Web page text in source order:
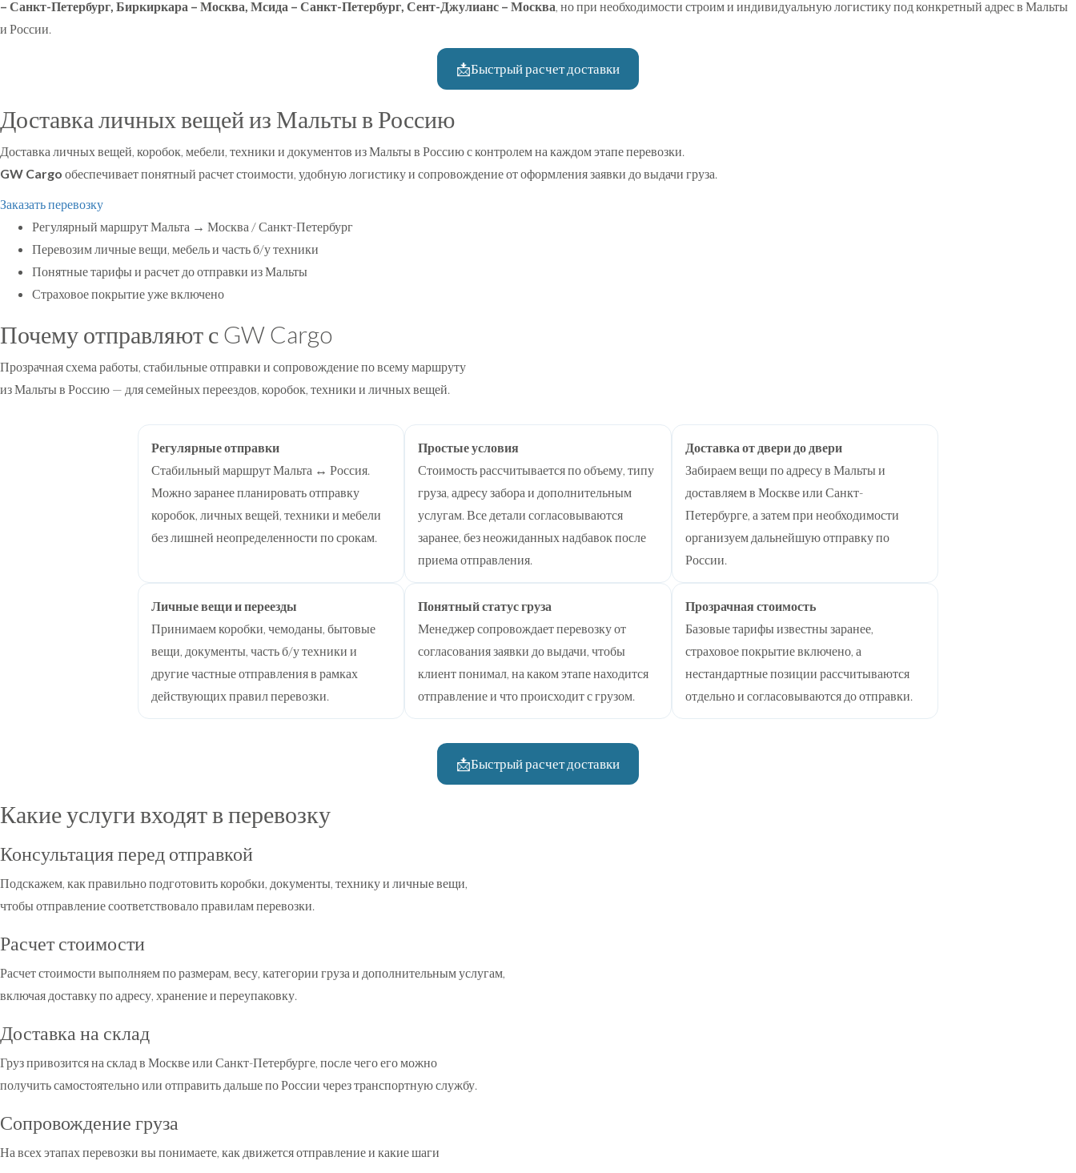
– Санкт-Петербург, Биркиркара – Москва, Мсида – Санкт-Петербург, Сент-Джулианс – Москва, но при необходимости строим и индивидуальную логистику под конкретный адрес в Мальты
и России.
📩Быстрый расчет доставки
Доставка личных вещей из Мальты в Россию
Доставка личных вещей, коробок, мебели, техники и документов из Мальты в Россию с контролем на каждом этапе перевозки.
GW Cargo обеспечивает понятный расчет стоимости, удобную логистику и сопровождение от оформления заявки до выдачи груза.
Заказать перевозку
Регулярный маршрут Мальта → Москва / Санкт-Петербург
Перевозим личные вещи, мебель и часть б/у техники
Понятные тарифы и расчет до отправки из Мальты
Страховое покрытие уже включено
Почему отправляют с GW Cargo
Прозрачная схема работы, стабильные отправки и сопровождение по всему маршруту
из Мальты в Россию — для семейных переездов, коробок, техники и личных вещей.
Регулярные отправки
Стабильный маршрут Мальта ↔ Россия.
Можно заранее планировать отправку
коробок, личных вещей, техники и мебели
без лишней неопределенности по срокам.
Простые условия
Стоимость рассчитывается по объему, типу
груза, адресу забора и дополнительным
услугам. Все детали согласовываются
заранее, без неожиданных надбавок после
приема отправления.
Доставка от двери до двери
Забираем вещи по адресу в Мальты и
доставляем в Москве или Санкт-
Петербурге, а затем при необходимости
организуем дальнейшую отправку по
России.
Личные вещи и переезды
Принимаем коробки, чемоданы, бытовые
вещи, документы, часть б/у техники и
другие частные отправления в рамках
действующих правил перевозки.
Понятный статус груза
Менеджер сопровождает перевозку от
согласования заявки до выдачи, чтобы
клиент понимал, на каком этапе находится
отправление и что происходит с грузом.
Прозрачная стоимость
Базовые тарифы известны заранее,
страховое покрытие включено, а
нестандартные позиции рассчитываются
отдельно и согласовываются до отправки.
📩Быстрый расчет доставки
Какие услуги входят в перевозку
Консультация перед отправкой
Подскажем, как правильно подготовить коробки, документы, технику и личные вещи,
чтобы отправление соответствовало правилам перевозки.
Расчет стоимости
Расчет стоимости выполняем по размерам, весу, категории груза и дополнительным услугам,
включая доставку по адресу, хранение и переупаковку.
Доставка на склад
Груз привозится на склад в Москве или Санкт-Петербурге, после чего его можно
получить самостоятельно или отправить дальше по России через транспортную службу.
Сопровождение груза
На всех этапах перевозки вы понимаете, как движется отправление и какие шаги